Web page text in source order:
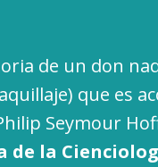
de un don
que es
Seymour
la